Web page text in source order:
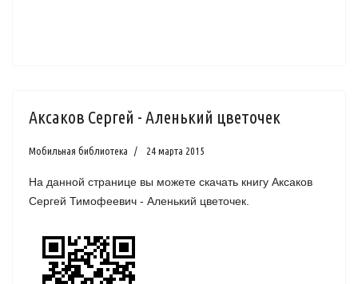
Аксаков Сергей - Аленький цветочек
Мобильная библиотека 24 марта 2015
На данной странице вы можете скачать книгу Аксаков
Сергей Тимофеевич - Аленький цветочек.